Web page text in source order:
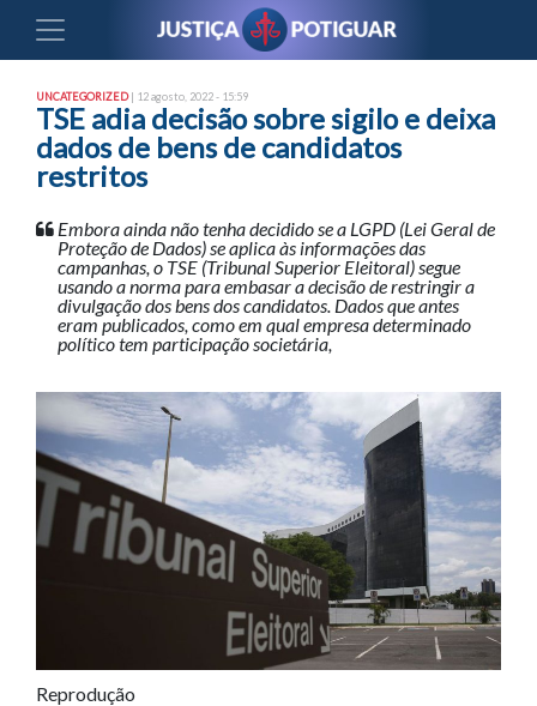
UNCATEGORIZED| 12 agosto, 2022 - 15:59
TSE adia decisão sobre sigilo e deixa
dados de bens de candidatos
restritos
Embora ainda não tenha decidido se a LGPD (Lei Geral de
Proteção de Dados) se aplica às informações das
campanhas, o TSE (Tribunal Superior Eleitoral) segue
usando a norma para embasar a decisão de restringir a
divulgação dos bens dos candidatos. Dados que antes
eram publicados, como em qual empresa determinado
político tem participação societária,
Reprodução